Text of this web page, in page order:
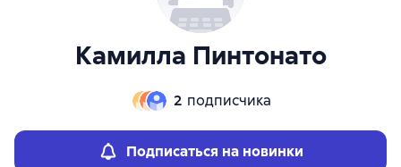
Камилла Пинтонато
2 подписчика
Подписаться на новинки